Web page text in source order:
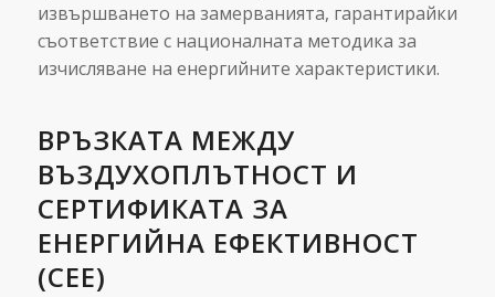
извършването на замерванията, гарантирайки
съответствие с националната методика за
изчисляване на енергийните характеристики.
ВРЪЗКАТА МЕЖДУ
ВЪЗДУХОПЛЪТНОСТ И
СЕРТИФИКАТА ЗА
ЕНЕРГИЙНА ЕФЕКТИВНОСТ
(СЕЕ)